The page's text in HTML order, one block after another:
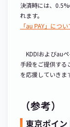
決済時には、
れます。
「au PAY」につい
KDDIおよびau
手段をご提供する
を応援していきま
（参考）
東京ポイン